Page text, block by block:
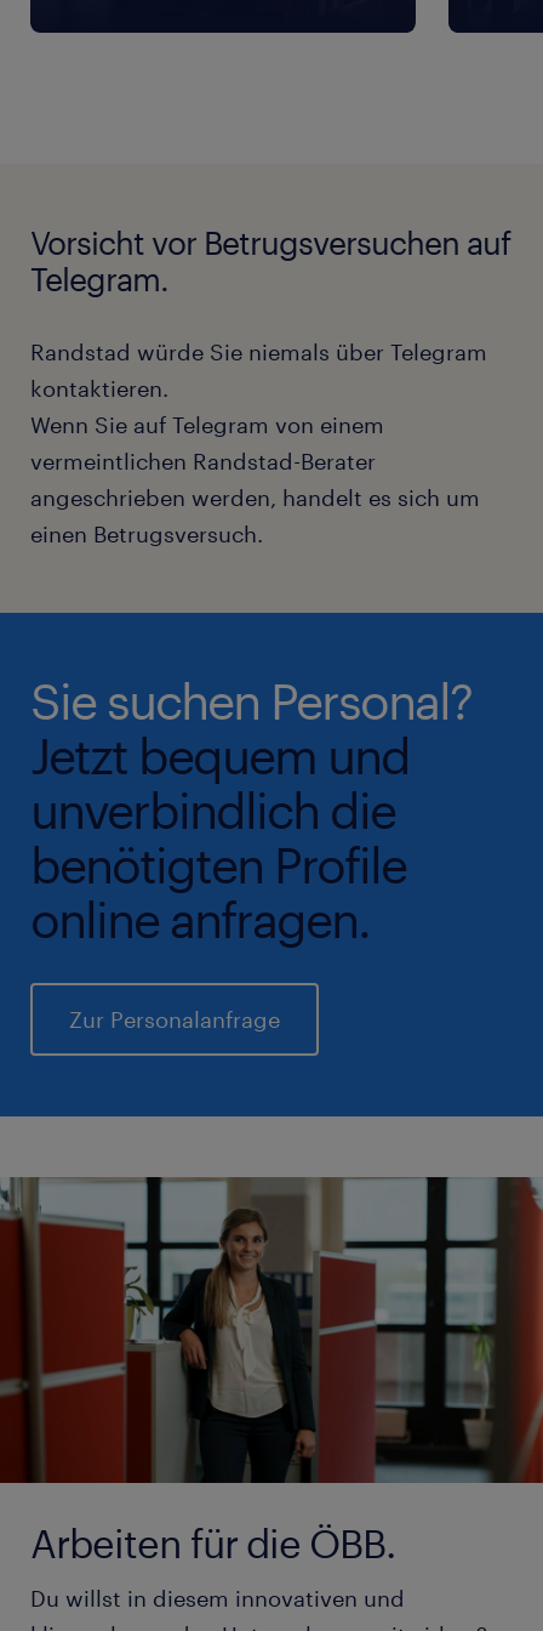
Vorsicht vor Betrugsversuchen auf
Telegram.
Randstad würde Sie niemals über Telegram
kontaktieren.
Wenn Sie auf Telegram von einem
vermeintlichen Randstad-Berater
angeschrieben werden, handelt es sich um
einen Betrugsversuch.
Sie suchen Personal?
Jetzt bequem und
unverbindlich die
benötigten Profile
online anfragen.
Zur Personalanfrage
Arbeiten für die ÖBB.
Du willst in diesem innovativen und